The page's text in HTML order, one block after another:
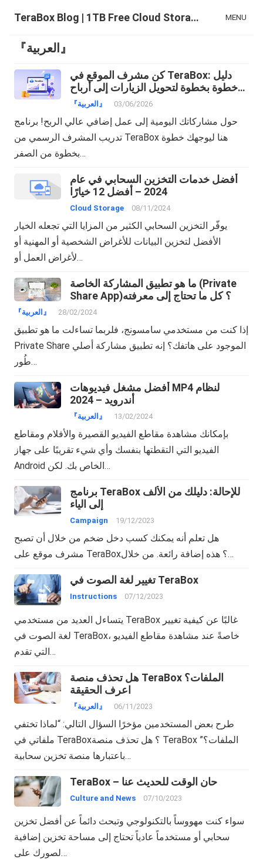
TeraBox Blog | 1TB Free Cloud Storage & All-in-One AI Space MENU
『العربية』
كن مشرف الموقع في TeraBox: دليل
خطوة بخطوة لتحويل الزيارات إلى أرباح
『العربية』 03/06/2026
حول مشاركاتك اليومية إلى عمل إضافي عالي الربح! برنامج
تدريب المشرف الرسمي من TeraBox هنا ليوجهك خطوة
بخطوة من الصفر…
أفضل خدمات التخزين السحابي في عام
2024 – أفضل 12 خيارًا
Cloud Storage 08/11/2024
يوفّر التخزين السحابي الكثير من المزايا التي تجعله الخيار
الأفضل لتخزين البيانات للأغراض الشخصية أو المهنية أو
لأغراض العمل أو…
ما هو تطبيق المشاركة الخاصة (Private
Share App)؟ كل ما تحتاج إلى معرفته
『العربية』 28/02/2024
إذا كنت من مستخدمي سامسونج، فلربما تساءلت ما هو تطبيق
Private Share الموجود على هاتفك؟ إنه تطبيق مشاركة أصلي
طُور…
أفضل مشغل فيديوهات MP4 لنظام
أندرويد – 2024
『العربية』 13/02/2024
بإمكانك مشاهدة مقاطع الفيديو القصيرة والأفلام ومقاطع
الفيديو التي التقطتها بنفسك وأي شيء تقريبًا على جهاز
Android الخاص بك. لكن…
برنامج TeraBox للإحالة: دليلك من الألف
إلى الياء
Campaign 19/12/2023
هل تعلم أنه يمكنك كسب دخل ضخم من خلال أن تصبح
مشرف موقع على TeraBox؟ هذه إضافة رائعة. من خلال…
تغيير لغة الصوت في TeraBox
Instructions 07/12/2023
يتساءل العديد من مستخدمي TeraBox غالبًا عن كيفية تغيير
لغة الصوت في TeraBox، خاصةً عند مشاهدة مقاطع الفيديو
التي تقدم…
هل تحذف منصة TeraBox الملفات؟
اعرف الحقيقة
『العربية』 06/11/2023
طرح بعض المستخدمين مؤخرًا السؤال التالي: “لماذا تختفي
ملفاتي في TeraBox؟ هل تحذف منصة TeraBox الملفات؟”
باعتبارها منصة تخزين سحابية…
TeraBox – حان الوقت للحديث عنا
Culture and News 07/10/2023
سواء كنت مهووساً بالتكنولوجي وتبحث دائماً عن أفضل تخزين
سحابي أو مستخدماً عادياً تحتاج إلى مساحة تخزين إضافية
لصورك على…